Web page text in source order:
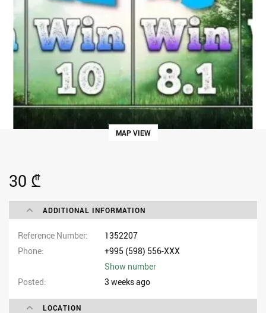
MAP VIEW
30 ₾
ADDITIONAL INFORMATION
Reference Number
1352207
Phone
+995 (598) 556-XXX
Show number
Posted
3 weeks ago
LOCATION